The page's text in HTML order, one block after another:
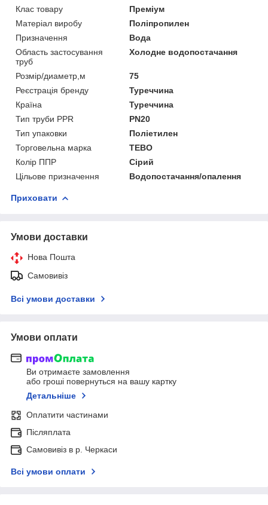
Клас товару
Преміум
Матеріал виробу
Поліпропилен
Призначення
Вода
Область застосування
труб
Холодне водопостачання
Розмір/диаметр,м
75
Реєстрація бренду
Туреччина
Країна
Туреччина
Тип труби PPR
PN20
Тип упаковки
Поліетилен
Торговельна марка
TEBO
Колір ППР
Сірий
Цільове призначення
Водопостачання/опалення
Приховати
Умови доставки
Нова Пошта
Самовивіз
Всі умови доставки
Умови оплати
Ви отримаєте замовлення
або гроші повернуться на вашу картку
Детальніше
Оплатити частинами
Післяплата
Самовивіз в р. Черкаси
Всі умови оплати